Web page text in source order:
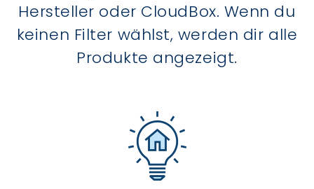
Hersteller oder CloudBox. Wenn du
keinen Filter wählst, werden dir alle
Produkte angezeigt.